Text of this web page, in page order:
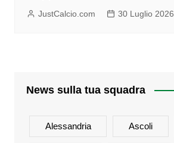
JustCalcio.com 30 Luglio 2026
News sulla tua squadra
Alessandria Ascoli